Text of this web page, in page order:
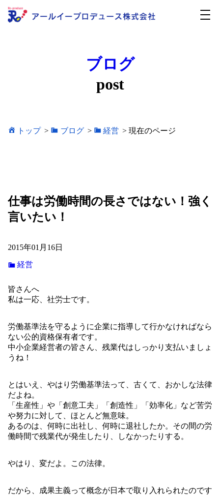
ブログ
post
トップ > ブログ > 経営 >現在のページ
仕事は労働時間の長さではない！強く
言いたい！
2015年01月16日
経営
皆さんへ
私は一応、社労士です。
労働基準法を守るように企業に指導して行かなければなら
ない公的資格保有者です。
中小企業経営者の皆さん、残業代はしっかり支払いましょ
うね！
とはいえ、やはり労働基準法って、古くて、おかしな法律
だよね。
「生産性」や「創意工夫」「創造性」「効率化」など苦労
や努力に対して、ほとんど無意味。
あるのは、何時に出社し、何時に退社したか。その間の労
働時間で残業代が発生したり、しなかったりする。
やはり、変だよ。この法律。
だから、成果主義って概念が日本で取り入れられたのです